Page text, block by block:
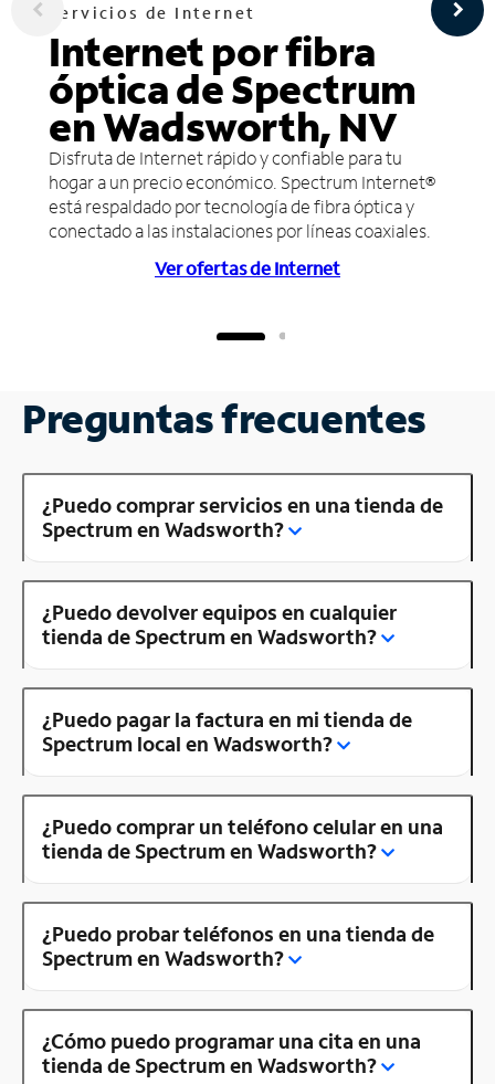
Servicios de Internet
Internet por fibra
óptica de Spectrum
en Wadsworth, NV
Disfruta de Internet rápido y confiable para tu
hogar a un precio económico. Spectrum Internet®
está respaldado por tecnología de fibra óptica y
conectado a las instalaciones por líneas coaxiales.
Ver ofertas de Internet
Preguntas frecuentes
¿Puedo comprar servicios en una tienda de
Spectrum en Wadsworth?
¿Puedo devolver equipos en cualquier
tienda de Spectrum en Wadsworth?
¿Puedo pagar la factura en mi tienda de
Spectrum local en Wadsworth?
¿Puedo comprar un teléfono celular en una
tienda de Spectrum en Wadsworth?
¿Puedo probar teléfonos en una tienda de
Spectrum en Wadsworth?
¿Cómo puedo programar una cita en una
tienda de Spectrum en Wadsworth?